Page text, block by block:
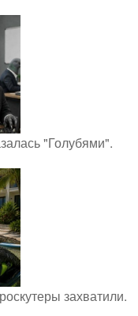
"Голубями".
захватили.